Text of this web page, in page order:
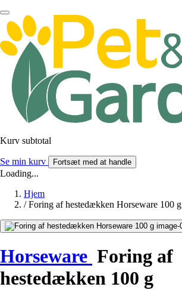
Kurv subtotal
Se min kurv Fortsæt med at handle
Loading...
Hjem
/ Foring af hestedækken Horseware 100 g
Horseware Foring af
hestedækken 100 g